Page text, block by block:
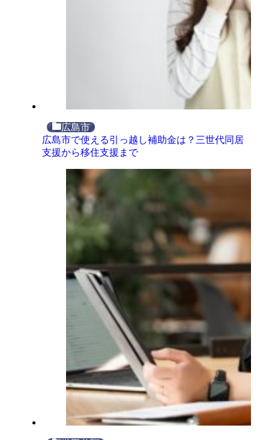
広島市
広島市で使える引っ越し補助金は？三世代同居
支援から移住支援まで